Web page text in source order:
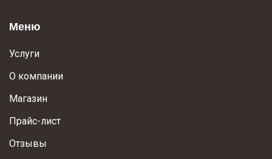
Меню
Услуги
О компании
Магазин
Прайс-лист
Отзывы